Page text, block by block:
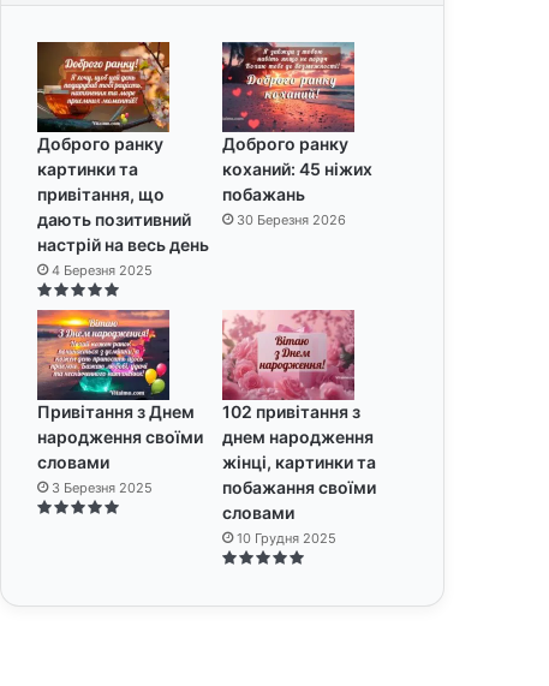
Доброго ранку
картинки та
привітання, що
дають позитивний
настрій на весь день
4 Березня 2025
Доброго ранку
коханий: 45 ніжих
побажань
30 Березня 2026
Привітання з Днем
народження своїми
словами
3 Березня 2025
102 привітання з
днем народження
жінці, картинки та
побажання своїми
словами
10 Грудня 2025